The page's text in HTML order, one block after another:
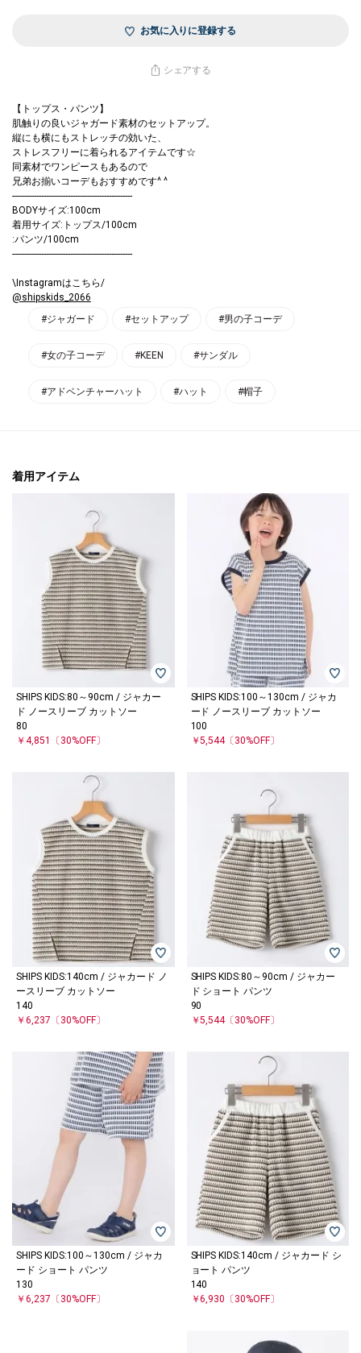
お気に入りに登録する
シェアする
【トップス・パンツ】
肌触りの良いジャガード素材のセットアップ。
縦にも横にもストレッチの効いた、
ストレスフリーに着られるアイテムです☆
同素材でワンピースもあるので
兄弟お揃いコーデもおすすめです^ ^
--------------------------------------------------
BODYサイズ:100cm
着用サイズ:トップス/100cm
:パンツ/100cm
--------------------------------------------------
\Instagramはこちら/
@shipskids_2066
#ジャガード
#セットアップ #男の子コーデ
#女の子コーデ #KEEN #サンダル
#アドベンチャーハット #ハット #帽子
着用アイテム
SHIPS KIDS:80～90cm / ジャカー
ド ノースリーブ カットソー
80
￥4,851
〔30%OFF〕
SHIPS KIDS:100～130cm / ジャカ
ード ノースリーブ カットソー
100
￥5,544〔30%OFF〕
SHIPS KIDS:140cm / ジャカード ノ
ースリーブ カットソー
140
￥6,237 〔30%OFF〕
SHIPS KIDS:80～90cm / ジャカー
ド ショート パンツ
90
￥5,544〔30%OFF〕
SHIPS KIDS:100～130cm / ジャカ
ード ショート パンツ
130
￥6,237 〔30%OFF〕
SHIPS KIDS:140cm / ジャカード シ
ョート パンツ
140
￥6,930 〔30%OFF〕